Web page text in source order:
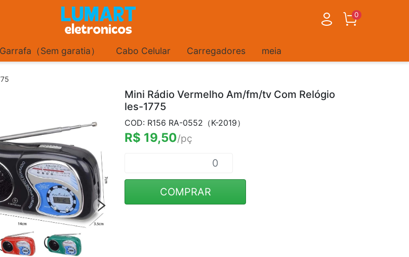
0
（Sem garatia） Cabo Celular Carregadores meia
Mini Rádio Vermelho Am/fm/tv Com Relógio
les-1775
COD: R156 RA-0552（K-2019）
R$ 19,50/pç
COMPRAR